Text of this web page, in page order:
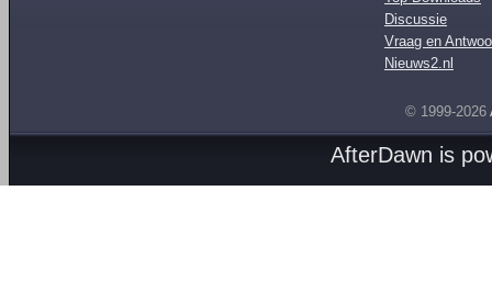
Discussie
Vraag en
Nieuws2.nl
© 1999-2026
AfterDawn is